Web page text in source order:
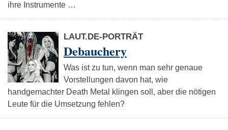
ihre Instrumente …
LAUT.DE-PORTRÄT
Debauchery
Was ist zu tun, wenn man sehr genaue
Vorstellungen davon hat, wie
handgemachter Death Metal klingen soll, aber die nötigen
Leute für die Umsetzung fehlen?